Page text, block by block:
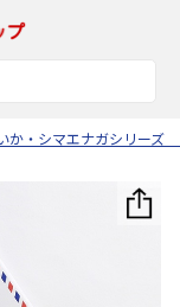
か・シマエナガシリーズ